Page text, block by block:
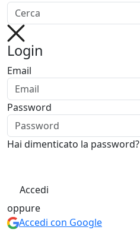
Login
Email
Password
Hai dimenticato la password?
Accedi
oppure
Accedi con Google